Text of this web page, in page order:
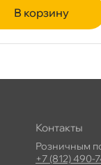
корзину
Контакты
Розничным
+7 (812) 490-